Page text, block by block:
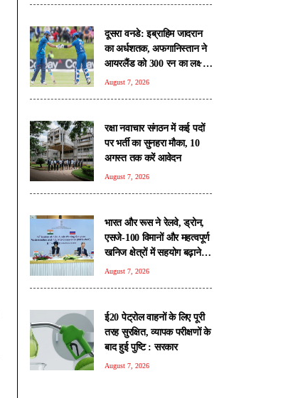
दूसरा वनडे: इब्राहिम जादरान
का अर्धशतक, अफगानिस्तान ने
आयरलैंड को 300 रन का लक्ष्य
दिया
August 7, 2026
रक्षा नवाचार संगठन में कई पदों
पर भर्ती का सुनहरा मौका, 10
अगस्त तक करें आवेदन
August 7, 2026
भारत और रूस ने रेलवे, ड्रोन,
एसजे-100 विमानों और महत्वपूर्ण
खनिज क्षेत्रों में सहयोग बढ़ाने
पर जताई सहमति
August 7, 2026
ई20 पेट्रोल वाहनों के लिए पूरी
तरह सुरक्षित, व्यापक परीक्षणों के
बाद हुई पुष्टि : सरकार
August 7, 2026